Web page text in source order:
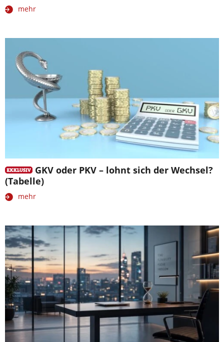
mehr
GKV oder PKV – lohnt sich der Wechsel?
(Tabelle)
mehr